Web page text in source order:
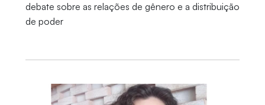
debate sobre as relações de gênero e a distribuição
de poder